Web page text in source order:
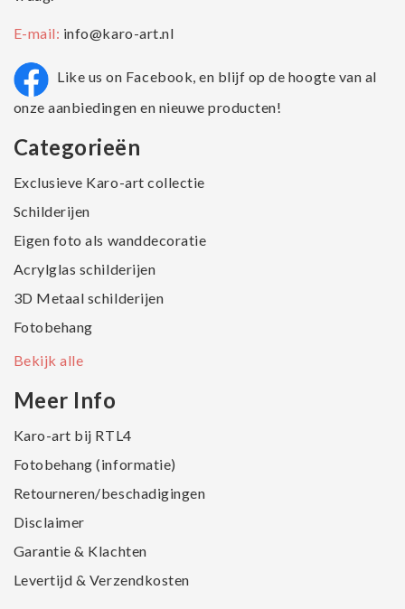
E-mail: info@karo-art.nl
Like us on Facebook, en blijf op de hoogte van al
onze aanbiedingen en nieuwe producten!
Categorieën
Exclusieve Karo-art collectie
Schilderijen
Eigen foto als wanddecoratie
Acrylglas schilderijen
3D Metaal schilderijen
Fotobehang
Bekijk alle
Meer Info
Karo-art bij RTL4
Fotobehang (informatie)
Retourneren/beschadigingen
Disclaimer
Garantie & Klachten
Levertijd & Verzendkosten